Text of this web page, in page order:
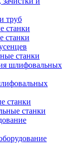
труб
станки
станки
станки
шлифовальных
станки
станки